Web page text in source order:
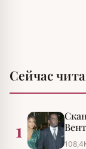
Сейчас
1